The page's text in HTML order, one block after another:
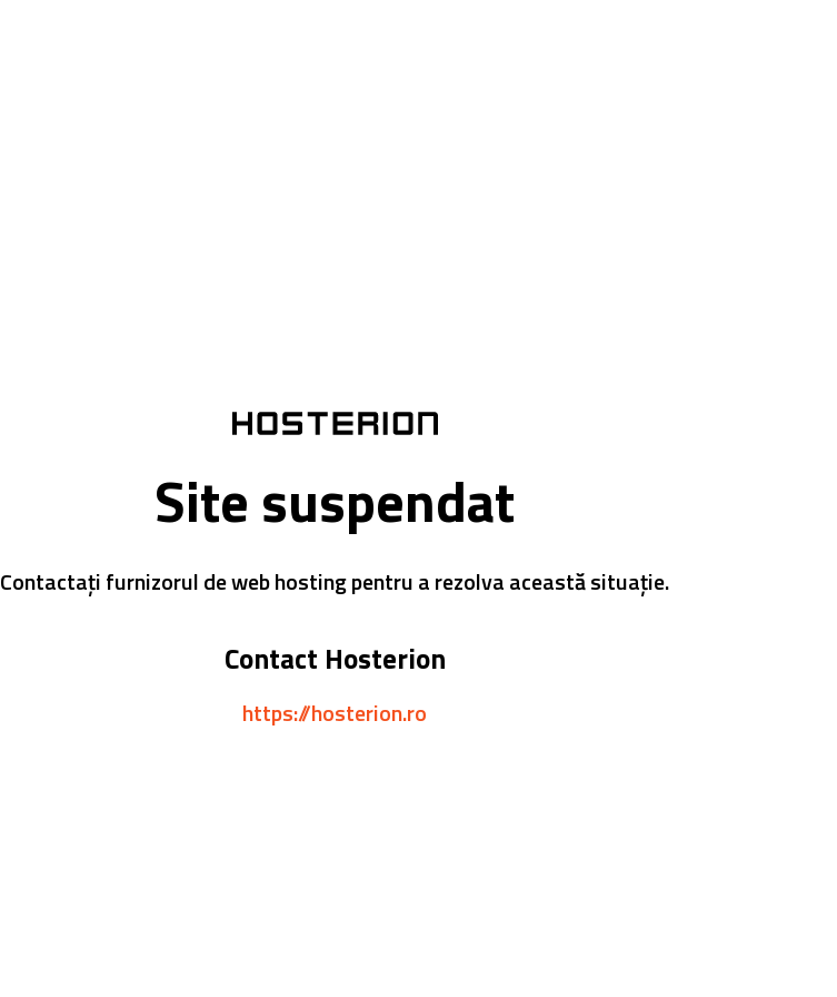
Site suspendat
Contactați furnizorul de web hosting pentru a rezolva această situație.
Contact Hosterion
https://hosterion.ro